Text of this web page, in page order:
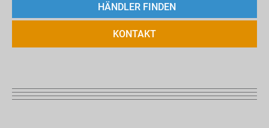
HÄNDLER FINDEN
KONTAKT